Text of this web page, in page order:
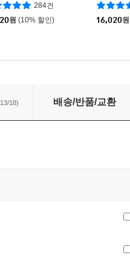
284건
원 (10% 할인)
16,020원
18) 배송/반품/교환